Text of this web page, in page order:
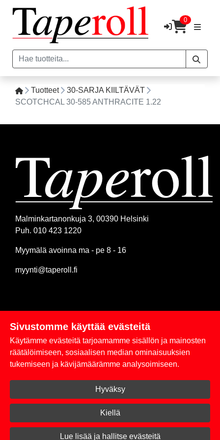
0
Tuotteet
30-SARJA KIILTÄVÄT
SCOTCHCAL 30-585 ANTHRACITE 1.22
Malminkartanonkuja 3, 00390 Helsinki
Puh. 010 423 1220
Myymälä avoinna ma - pe 8 - 16
myynti@taperoll.fi
Linkit
Rekisteriseloste
Toimitus- ja maksuehdot
Kirjaudu sisään
© 2026 Taperoll
Sivustomme käyttää evästeitä
Käytämme evästeitä tarjoamamme sisällön ja mainosten
räätälöimiseen, sosiaalisen median ominaisuuksien
tukemiseen ja kävijämäärämme analysoimiseen.
Hyväksy
Kiellä
Lue lisää ja hallitse evästeitä